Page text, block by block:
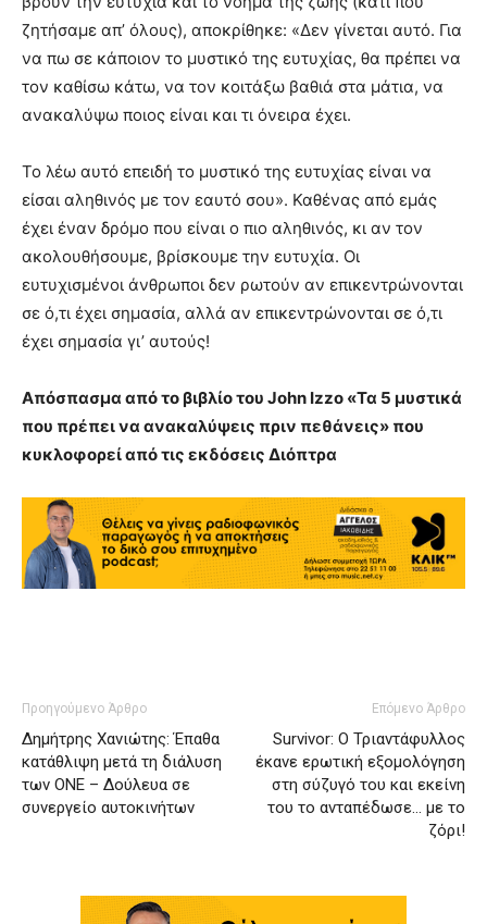
ζητήσαμε απ’ όλους), αποκρίθηκε: «Δεν γίνεται αυτό. Για
να πω σε κάποιον το μυστικό της ευτυχίας, θα πρέπει να
τον καθίσω κάτω, να τον κοιτάξω βαθιά στα μάτια, να
ανακαλύψω ποιος είναι και τι όνειρα έχει.
Το λέω αυτό επειδή το μυστικό της ευτυχίας είναι να
είσαι αληθινός με τον εαυτό σου». Καθένας από εμάς
έχει έναν δρόμο που είναι ο πιο αληθινός, κι αν τον
ακολουθήσουμε, βρίσκουμε την ευτυχία. Οι
ευτυχισμένοι άνθρωποι δεν ρωτούν αν επικεντρώνονται
σε ό,τι έχει σημασία, αλλά αν επικεντρώνονται σε ό,τι
έχει σημασία γι’ αυτούς!
Απόσπασμα από το βιβλίο του John Izzo «Τα 5 μυστικά
που πρέπει να ανακαλύψεις πριν πεθάνεις» που
κυκλοφορεί από τις εκδόσεις Διόπτρα
Προηγούμενο Άρθρο
Δημήτρης Χανιώτης: Έπαθα
κατάθλιψη μετά τη διάλυση
των ONE – Δούλευα σε
συνεργείο αυτοκινήτων
Επόμενο Άρθρο
Survivor: Ο Τριαντάφυλλος
έκανε ερωτική εξομολόγηση
στη σύζυγό του και εκείνη
του το ανταπέδωσε… με το
ζόρι!